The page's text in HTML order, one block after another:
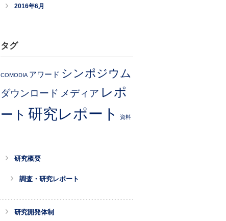
2016年6月
タグ
COMODIA アワード シンポジウム
ダウンロード メディア レポ
ート 研究レポート 資料
研究概要
調査・研究レポート
研究開発体制